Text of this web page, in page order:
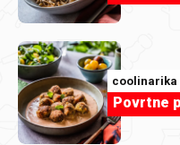
coolinarika
Povrtne